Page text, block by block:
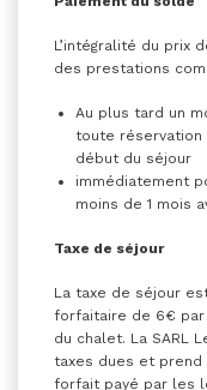
L’intégralité du prix
des prestations
Au plus tard un
toute réservation
début du séjour
immédiatement
moins de 1 mois
Taxe de séjour
La taxe de séjour
forfaitaire de 6€ par
du chalet. La SARL
taxes dues et prend
forfait payé par les